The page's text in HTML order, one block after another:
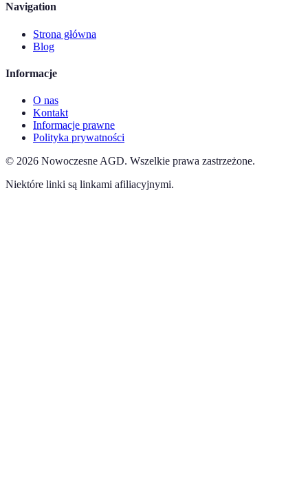
Navigation
Strona główna
Blog
Informacje
O nas
Kontakt
Informacje prawne
Polityka prywatności
© 2026 Nowoczesne AGD. Wszelkie prawa zastrzeżone.
Niektóre linki są linkami afiliacyjnymi.